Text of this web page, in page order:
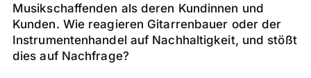
Musikschaffenden als deren Kundinnen und
Kunden. Wie reagieren Gitarrenbauer oder der
Instrumentenhandel auf Nachhaltigkeit, und stößt
dies auf Nachfrage?